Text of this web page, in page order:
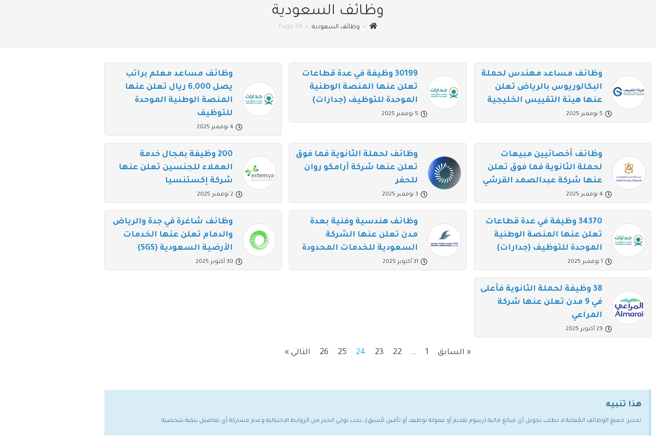
وظائف السعودية
> وظائف السعودية >
Page 24
وظائف مساعد مهندس لحملة
البكالوريوس بالرياض تعلن
عنها هيئة التقييس الخليجية
5 نوفمبر 2025
30199 وظيفة في عدة قطاعات
تعلن عنها المنصة الوطنية
الموحدة للتوظيف (جدارات)
5 نوفمبر 2025
وظائف مساعد معلم براتب
يصل 6,000 ريال تعلن عنها
المنصة الوطنية الموحدة
للتوظيف
4 نوفمبر 2025
وظائف أخصائيين مبيعات
لحملة الثانوية فما فوق تعلن
عنها شركة عبدالصمد القرشي
4 نوفمبر 2025
وظائف لحملة الثانوية فما فوق
تعلن عنها شركة أرامكو روان
للحفر
3 نوفمبر 2025
200 وظيفة بمجال خدمة
العملاء للجنسين تعلن عنها
شركة إكستنسيا
2 نوفمبر 2025
34370 وظيفة في عدة قطاعات
تعلن عنها المنصة الوطنية
الموحدة للتوظيف (جدارات)
1 نوفمبر 2025
وظائف هندسية وفنية بعدة
مدن تعلن عنها الشركة
السعودية للخدمات المحدودة
31 أكتوبر 2025
وظائف شاغرة في جدة والرياض
والدمام تعلن عنها الخدمات
الأرضية السعودية (SGS)
30 أكتوبر 2025
38 وظيفة لحملة الثانوية فأعلى
في 9 مدن تعلن عنها شركة
المراعي
29 أكتوبر 2025
« السابق 1
…
22
23
24
25
26 التالي »
هذا تنبيه
تحذير: جميع الوظائف المُعلنة لا تطلب تحويل أي مبالغ مالية (رسوم تقديم أو عمولة توظيف أو تأمين مُسبق)، يجب توخي الحذر من الروابط الاحتيالية وعدم مشاركة أي تفاصيل بنكية شخصية